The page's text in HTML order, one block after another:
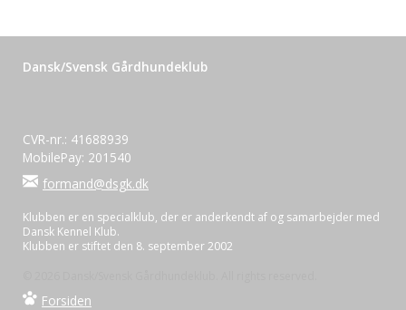
Dansk/Svensk Gårdhundeklub
CVR-nr.: 41688939
MobilePay: 201540
formand@dsgk.dk
Klubben er en specialklub, der er anderkendt af og samarbejder med
Dansk Kennel Klub.
Klubben er stiftet den 8. september 2002
Forsiden